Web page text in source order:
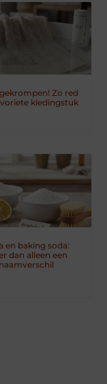
Zo red
kledingstuk
en baking soda:
dan alleen een
naamverschil